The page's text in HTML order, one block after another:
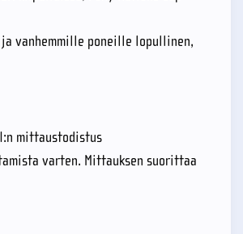
vanhemmille poneille lopullinen,
mittaustodistus
varten. Mittauksen suorittaa